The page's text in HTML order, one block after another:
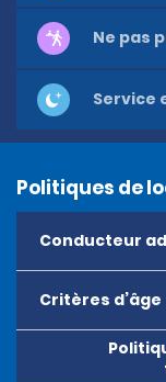
Ne pas
Service
Politiques de
Conducteur
Critères d’âge